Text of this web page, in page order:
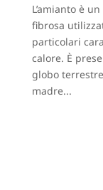
L’amianto è
fibrosa
particolari
calore. È
globo
madre...